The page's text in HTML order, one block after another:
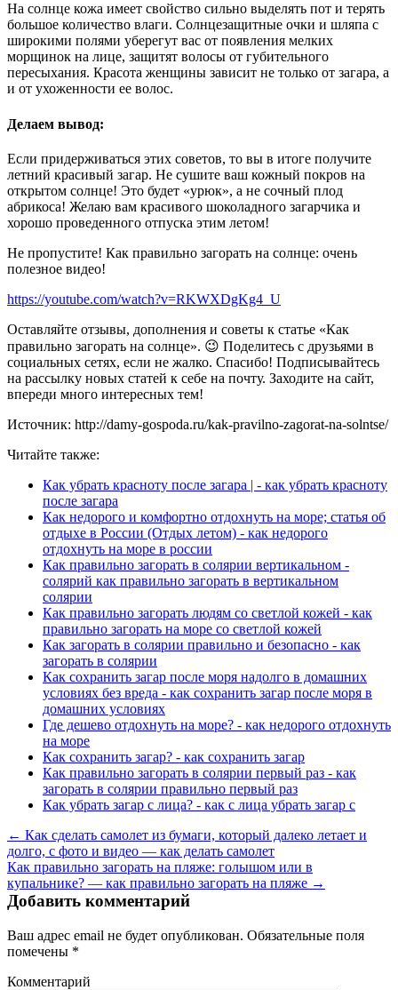
На солнце кожа имеет свойство сильно выделять пот и терять
большое количество влаги. Солнцезащитные очки и шляпа с
широкими полями уберегут вас от появления мелких
морщинок на лице, защитят волосы от губительного
пересыхания. Красота женщины зависит не только от загара, а
и от ухоженности ее волос.
Делаем вывод:
Если придерживаться этих советов, то вы в итоге получите
летний красивый загар. Не сушите ваш кожный покров на
открытом солнце! Это будет «урюк», а не сочный плод
абрикоса! Желаю вам красивого шоколадного загарчика и
хорошо проведенного отпуска этим летом!
Не пропустите! Как правильно загорать на солнце: очень
полезное видео!
https://youtube.com/watch?v=RKWXDgKg4_U
Оставляйте отзывы, дополнения и советы к статье «Как
правильно загорать на солнце». 😉 Поделитесь с друзьями в
социальных сетях, если не жалко. Спасибо! Подписывайтесь
на рассылку новых статей к себе на почту. Заходите на сайт,
впереди много интересных тем!
Источник: http://damy-gospoda.ru/kak-pravilno-zagorat-na-solntse/
Читайте также:
Как убрать красноту после загара | - как убрать красноту
после загара
Как недорого и комфортно отдохнуть на море; статья об
отдыхе в России (Отдых летом) - как недорого
отдохнуть на море в россии
Как правильно загорать в солярии вертикальном -
солярий как правильно загорать в вертикальном
солярии
Как правильно загорать людям со светлой кожей - как
правильно загорать на море со светлой кожей
Как загорать в солярии правильно и безопасно - как
загорать в солярии
Как сохранить загар после моря надолго в домашних
условиях без вреда - как сохранить загар после моря в
домашних условиях
Где дешево отдохнуть на море? - как недорого отдохнуть
на море
Как сохранить загар? - как сохранить загар
Как правильно загорать в солярии первый раз - как
загорать в солярии правильно первый раз
Как убрать загар с лица? - как с лица убрать загар с
← Как сделать самолет из бумаги, который далеко летает и
долго, с фото и видео — как делать самолет
Как правильно загорать на пляже: голышом или в
купальнике? — как правильно загорать на пляже →
Добавить комментарий
Ваш адрес email не будет опубликован. Обязательные поля
помечены *
Комментарий